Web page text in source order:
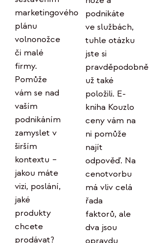
marketingového
plánu
volnonožce
či malé
firmy.
Pomůže
vám se nad
vaším
podnikáním
zamyslet v
širším
kontextu –
jakou máte
vizi, poslání,
jaké
produkty
chcete
prodávat?
podnikáte
ve službách,
tuhle otázku
jste si
pravděpodobně
už také
položili. E-
kniha Kouzlo
ceny vám na
ni pomůže
najít
odpověď. Na
cenotvorbu
má vliv celá
řada
faktorů, ale
dva jsou